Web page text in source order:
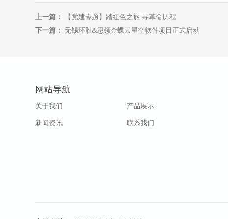
上一篇：
【党建专题】踏红色之旅 寻革命历程
下一篇： 无锡环胜&思领金蝶云星空软件项目正式启动
网站导航
关于我们
新闻资讯
产品展示
联系我们